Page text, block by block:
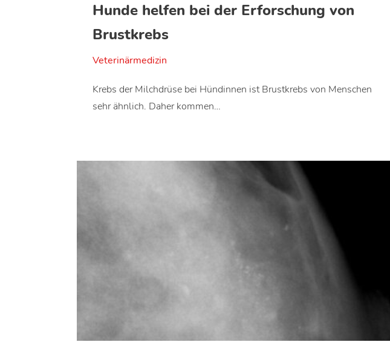
Hunde helfen bei der Erforschung von
Brustkrebs
Veterinärmedizin
Krebs der Milchdrüse bei Hündinnen ist Brustkrebs von Menschen
sehr ähnlich. Daher kommen…